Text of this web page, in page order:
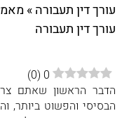
עורך דין תעבורה»
עורך דין תעבורה
0
(
0
)
הדבר הראשון שאתם
הבסיסי והפשוט ביותר,